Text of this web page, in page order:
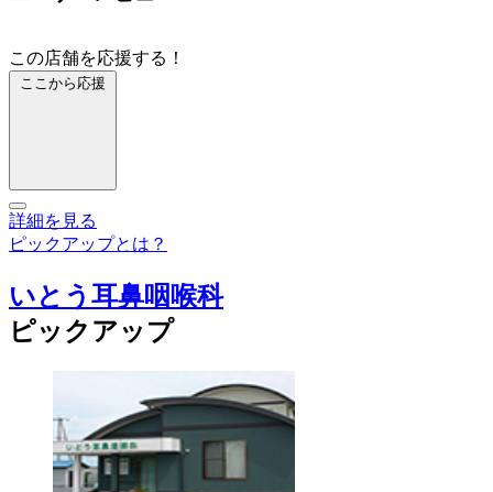
この店舗を応援する！
ここから応援
詳細を見る
ピックアップとは？
いとう耳鼻咽喉科
ピックアップ